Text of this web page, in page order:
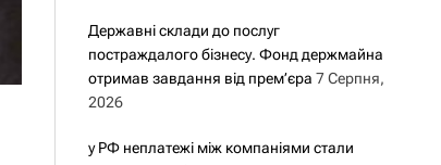
Державні склади до послуг
постраждалого бізнесу. Фонд держмайна
отримав завдання від прем’єра 7 Серпня,
2026
у РФ неплатежі між компаніями стали